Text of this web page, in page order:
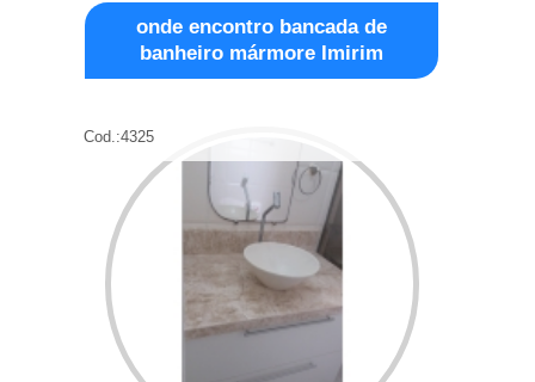
onde encontro bancada de
banheiro mármore Imirim
Cod.:4325